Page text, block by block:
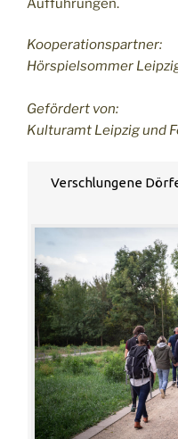
Aufführungen.
Kooperationspartner:
Hörspielsommer
Gefördert von:
Kulturamt Leipzig und
Verschlungene